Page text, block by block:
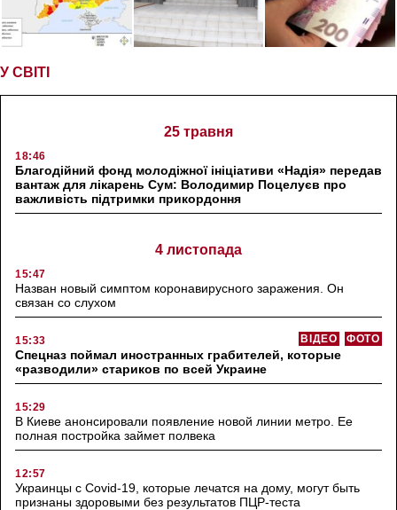
У СВІТІ
25 травня
18:46
Благодійний фонд молодіжної ініціативи «Надія» передав
вантаж для лікарень Сум: Володимир Поцелуєв про
важливість підтримки прикордоння
4 листопада
15:47
Назван новый симптом коронавирусного заражения. Он
связан со слухом
15:33 ФОТО
ВІДЕО
Спецназ поймал иностранных грабителей, которые
«разводили» стариков по всей Украине
15:29
В Киеве анонсировали появление новой линии метро. Ее
полная постройка займет полвека
12:57
Украинцы с Covid-19, которые лечатся на дому, могут быть
признаны здоровыми без результатов ПЦР-теста